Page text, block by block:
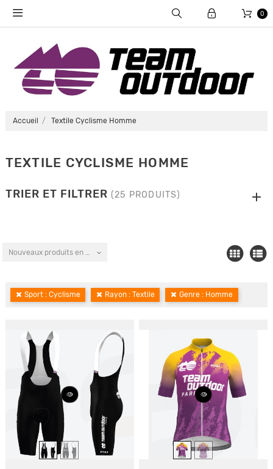
0
Accueil Textile Cyclisme Homme
TEXTILE CYCLISME HOMME
TRIER ET FILTRER (25 PRODUITS)
Nouveaux produits en premier
Sport : Cyclisme Rayon : Textile Genre : Homme